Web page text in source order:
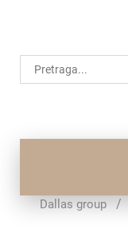
Products
search
Dallas group